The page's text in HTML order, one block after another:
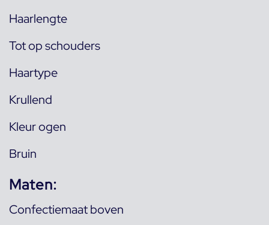
Haarlengte
Tot op schouders
Haartype
Krullend
Kleur ogen
Bruin
Maten:
Confectiemaat boven